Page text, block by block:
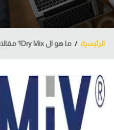
الرئيسية ما هو ال Dry Mix؟ مقالات